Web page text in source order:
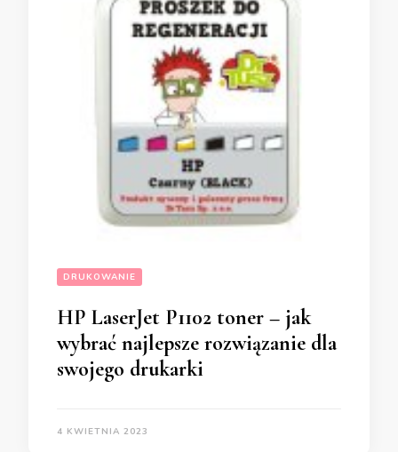
DRUKOWANIE
HP LaserJet P1102 toner – jak
wybrać najlepsze rozwiązanie dla
swojego drukarki
4 KWIETNIA 2023